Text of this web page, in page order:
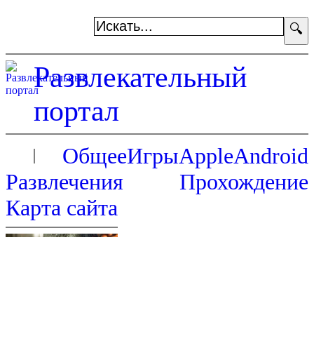
🔍
Развлекательный
портал
ОбщееИгрыAppleAndroid
Развлечения
Прохождение
Карта сайта